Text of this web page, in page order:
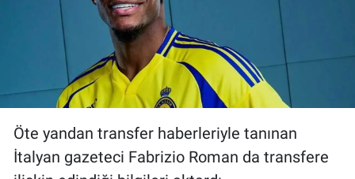
Öte yandan transfer haberleriyle tanınan
İtalyan gazeteci Fabrizio Roman da transfere